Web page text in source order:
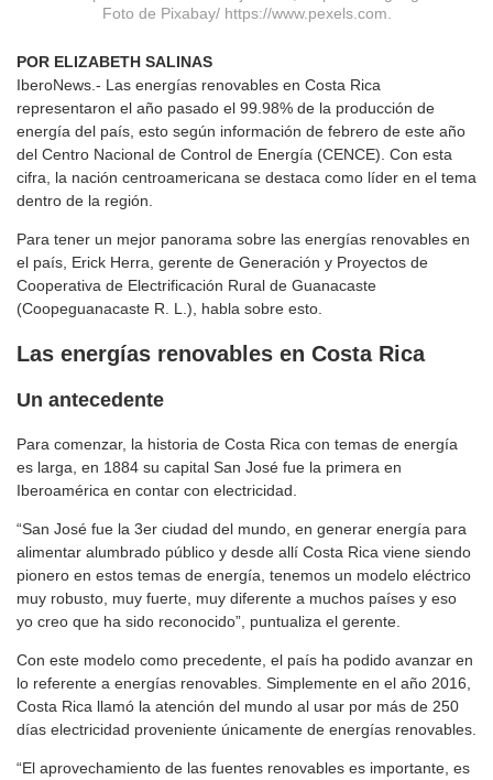
Foto de Pixabay/ https://www.pexels.com.
POR ELIZABETH SALINAS
IberoNews.- Las energías renovables en Costa Rica
representaron el año pasado el 99.98% de la producción de
energía del país, esto según información de febrero de este año
del Centro Nacional de Control de Energía (CENCE). Con esta
cifra, la nación centroamericana se destaca como líder en el tema
dentro de la región.
Para tener un mejor panorama sobre las energías renovables en
el país, Erick Herra, gerente de Generación y Proyectos de
Cooperativa de Electrificación Rural de Guanacaste
(Coopeguanacaste R. L.), habla sobre esto.
Las energías renovables en Costa Rica
Un antecedente
Para comenzar, la historia de Costa Rica con temas de energía
es larga, en 1884 su capital San José fue la primera en
Iberoamérica en contar con electricidad.
“San José fue la 3er ciudad del mundo, en generar energía para
alimentar alumbrado público y desde allí Costa Rica viene siendo
pionero en estos temas de energía, tenemos un modelo eléctrico
muy robusto, muy fuerte, muy diferente a muchos países y eso
yo creo que ha sido reconocido”, puntualiza el gerente.
Con este modelo como precedente, el país ha podido avanzar en
lo referente a energías renovables. Simplemente en el año 2016,
Costa Rica llamó la atención del mundo al usar por más de 250
días electricidad proveniente únicamente de energías renovables.
“El aprovechamiento de las fuentes renovables es importante, es